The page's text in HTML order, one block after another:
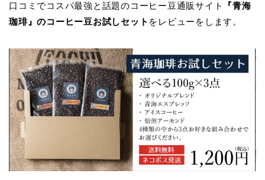
口コミでコスパ最強と話題のコーヒー豆通販サイト
『青海
珈琲』のコーヒー豆お試しセット をレビューをします。